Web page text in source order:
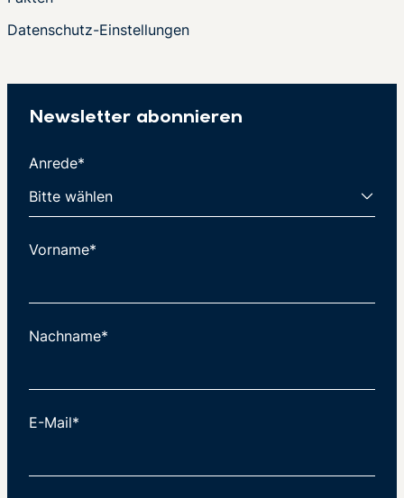
Datenschutz-Einstellungen
Newsletter abonnieren
Anrede*
Vorname*
Nachname*
E-Mail*